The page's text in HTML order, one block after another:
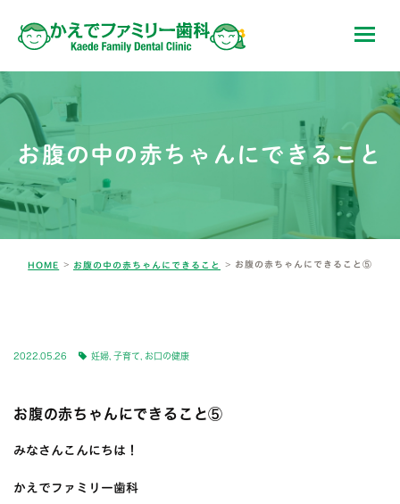
お腹の中の赤ちゃんにできること
HOME お腹の中の赤ちゃんにできること お腹の赤ちゃんにできること⑤
2022.05.26 妊婦 子育て お口の健康
お腹の赤ちゃんにできること⑤
みなさんこんにちは！
かえでファミリー歯科